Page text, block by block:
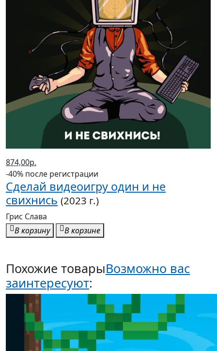
874,00р.
-40% после регистрации
Сделай видеоигру один и не
свихнись (2023 г.)
Грис Слава
В корзину
В корзине
Похожие товарыВозможно вас
заинтересуют: